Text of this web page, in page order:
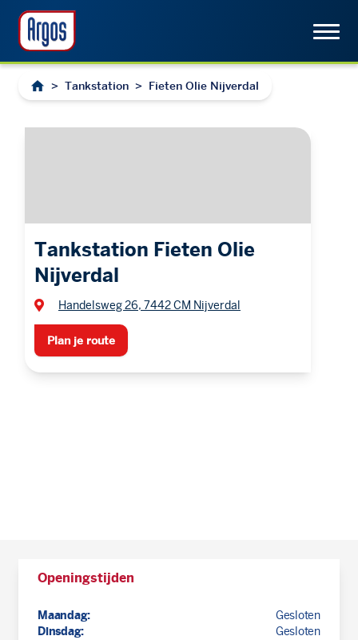
> Tankstation > Fieten Olie Nijverdal
Tankstation Fieten Olie
Nijverdal
Handelsweg 26, 7442 CM Nijverdal
Plan je route
Openingstijden
Maandag:
Gesloten
Dinsdag:
Gesloten